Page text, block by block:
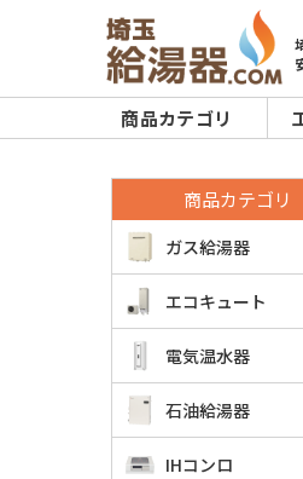
商品カテゴリ
商品カテゴリ
ガス給湯器
エコキュート
電気温水器
石油給湯器
IHコンロ